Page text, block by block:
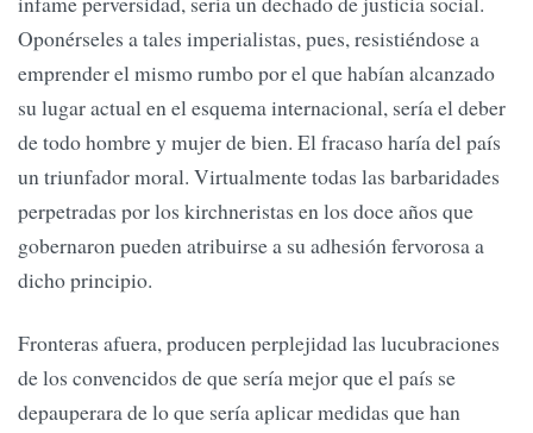
Oponérseles a tales imperialistas, pues, resistiéndose a
emprender el mismo rumbo por el que habían alcanzado
su lugar actual en el esquema internacional, sería el deber
de todo hombre y mujer de bien. El fracaso haría del país
un triunfador moral. Virtualmente todas las barbaridades
perpetradas por los kirchneristas en los doce años que
gobernaron pueden atribuirse a su adhesión fervorosa a
dicho principio.
Fronteras afuera, producen perplejidad las lucubraciones
de los convencidos de que sería mejor que el país se
depauperara de lo que sería aplicar medidas que han